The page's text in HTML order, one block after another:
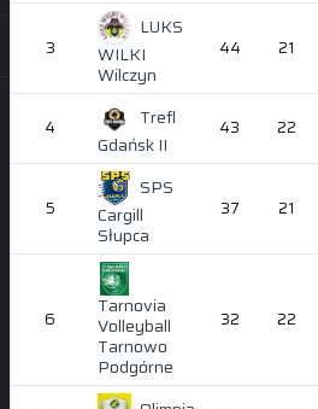
3
LUKS
WILKI
Wilczyn
44 21
4
Trefl
Gdańsk II
43 22
5
SPS
Cargill
Słupca
37 21
6
Tarnovia
Volleyball
Tarnowo
Podgórne
32 22